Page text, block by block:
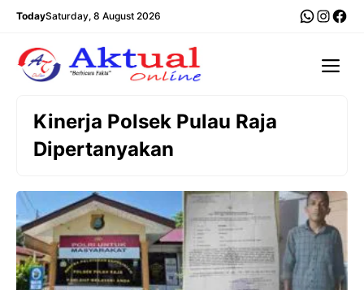
Langsung
TodaySaturday, 8 August 2026
Kinerja Polsek Pulau Raja
Dipertanyakan